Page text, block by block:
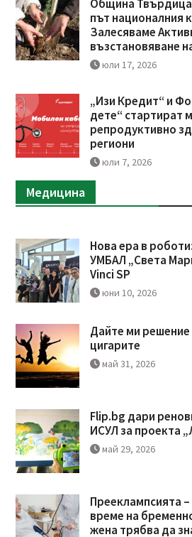
Община Твърдица
път националния
Залесяваме
възстановяване
юли 17, 2026
„Изи Кредит“ и
дете“ стартират
репродуктивно
региони
юли 7, 2026
Медицина
Нова ера в
УМБАЛ „Света
Vinci SP
юни 10, 2026
Дайте ми
цигарите
май 31, 2026
Flip.bg дари
ИСУЛ за проекта
май 29, 2026
Прееклампсията –
време на
жена трябва да